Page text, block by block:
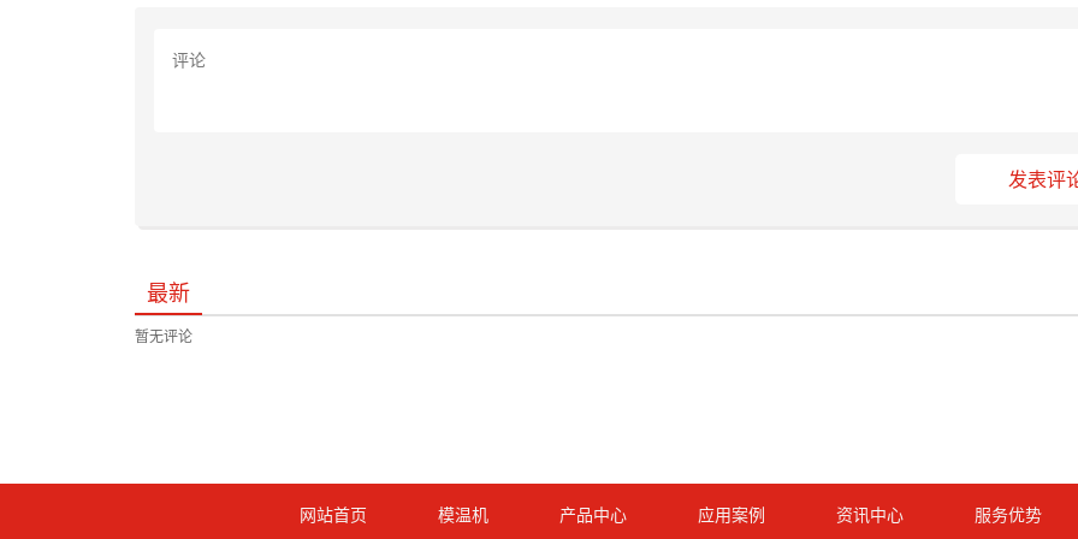
发表评
最新
暂无评论
网站首页 模温机 产品中心 应用案例 资讯中心 服务优势